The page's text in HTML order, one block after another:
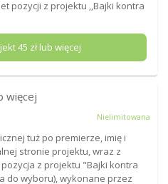
pozycji z projektu ,,Bajki kontra
45 zł lub więcej
więcej
Nielimitowana
tuż po premierze, imię i
stronie projektu, wraz z
z projektu "Bajki kontra
do wyboru), wykonane przez